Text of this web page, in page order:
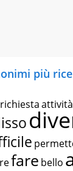
più
richiestaattività
fare bello